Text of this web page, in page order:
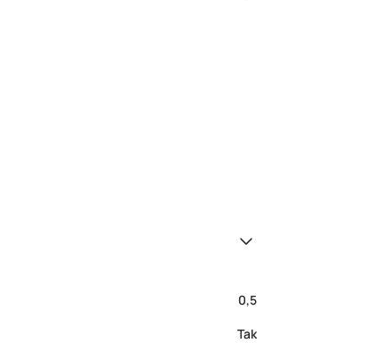
0,5
Tak